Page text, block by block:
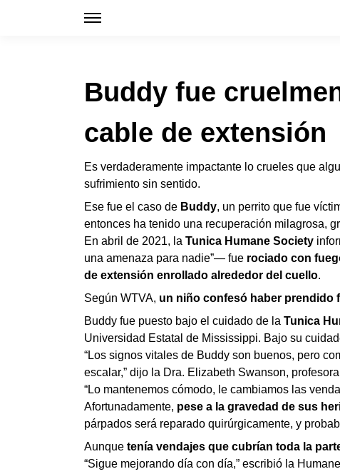
Buddy fue
cable de extensión
Es verdaderamente impactante lo crueles que
sufrimiento sin sentido.
Ese fue el caso de Buddy, un perrito que fue
entonces ha tenido una recuperación milagrosa,
En abril de 2021, la Tunica Humane Society
una amenaza para nadie”— fue rociado con
de extensión enrollado alrededor del cuello.
Según WTVA, un niño confesó haber prendido
Buddy fue puesto bajo el cuidado de la Tunica
Universidad Estatal de Mississippi. Bajo su
“Los signos vitales de Buddy son buenos, pero
escalar,” dijo la Dra. Elizabeth Swanson,
“Lo mantenemos cómodo, le cambiamos las
Afortunadamente, pese a la gravedad de sus
párpados será reparado quirúrgicamente, y
Aunque tenía vendajes que cubrían toda la
“Sigue mejorando día con día,” escribió la